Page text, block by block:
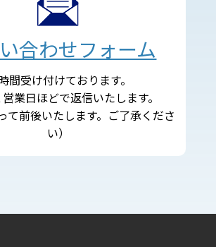
合わせフォーム
間受け付けております。
業日ほどで返信いたします。
て前後いたします。ご了承くださ
い）